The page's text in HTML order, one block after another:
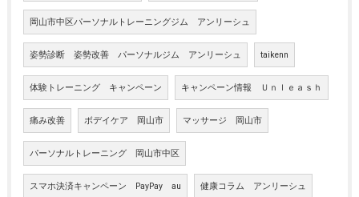
岡山市中区パーソナルトレーニングジム アンリーシュ
姿勢診断 姿勢改善 パーソナルジム アンリーシュ taikenn
体験トレーニング キャンペーン キャンペーン情報 Ｕｎｌｅａｓｈ
痛み改善 ボデイケア 岡山市 マッサージ 岡山市
パーソナルトレーニング 岡山市中区
スマホ決済キャンペーン PayPay au 健康コラム アンリーシュ